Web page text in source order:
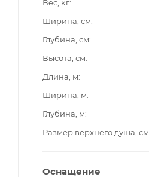
Вес, кг
Ширина, см
Глубина, см
Высота, см
Длина, м
Ширина, м
Глубина, м
Размер верхнего душа, см
Оснащение